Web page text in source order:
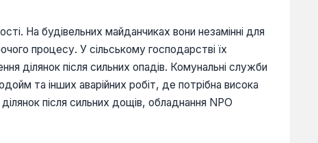
На будівельних майданчиках вони незамінні для
процесу. У сільському господарстві їх
ділянок після сильних опадів. Комунальні служби
та інших аварійних робіт, де потрібна висока
після сильних дощів, обладнання NPO